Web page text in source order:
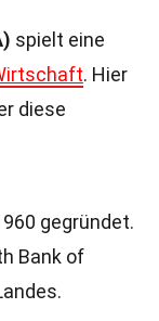
spielt eine
. Hier
diese
gegründet.
Bank of